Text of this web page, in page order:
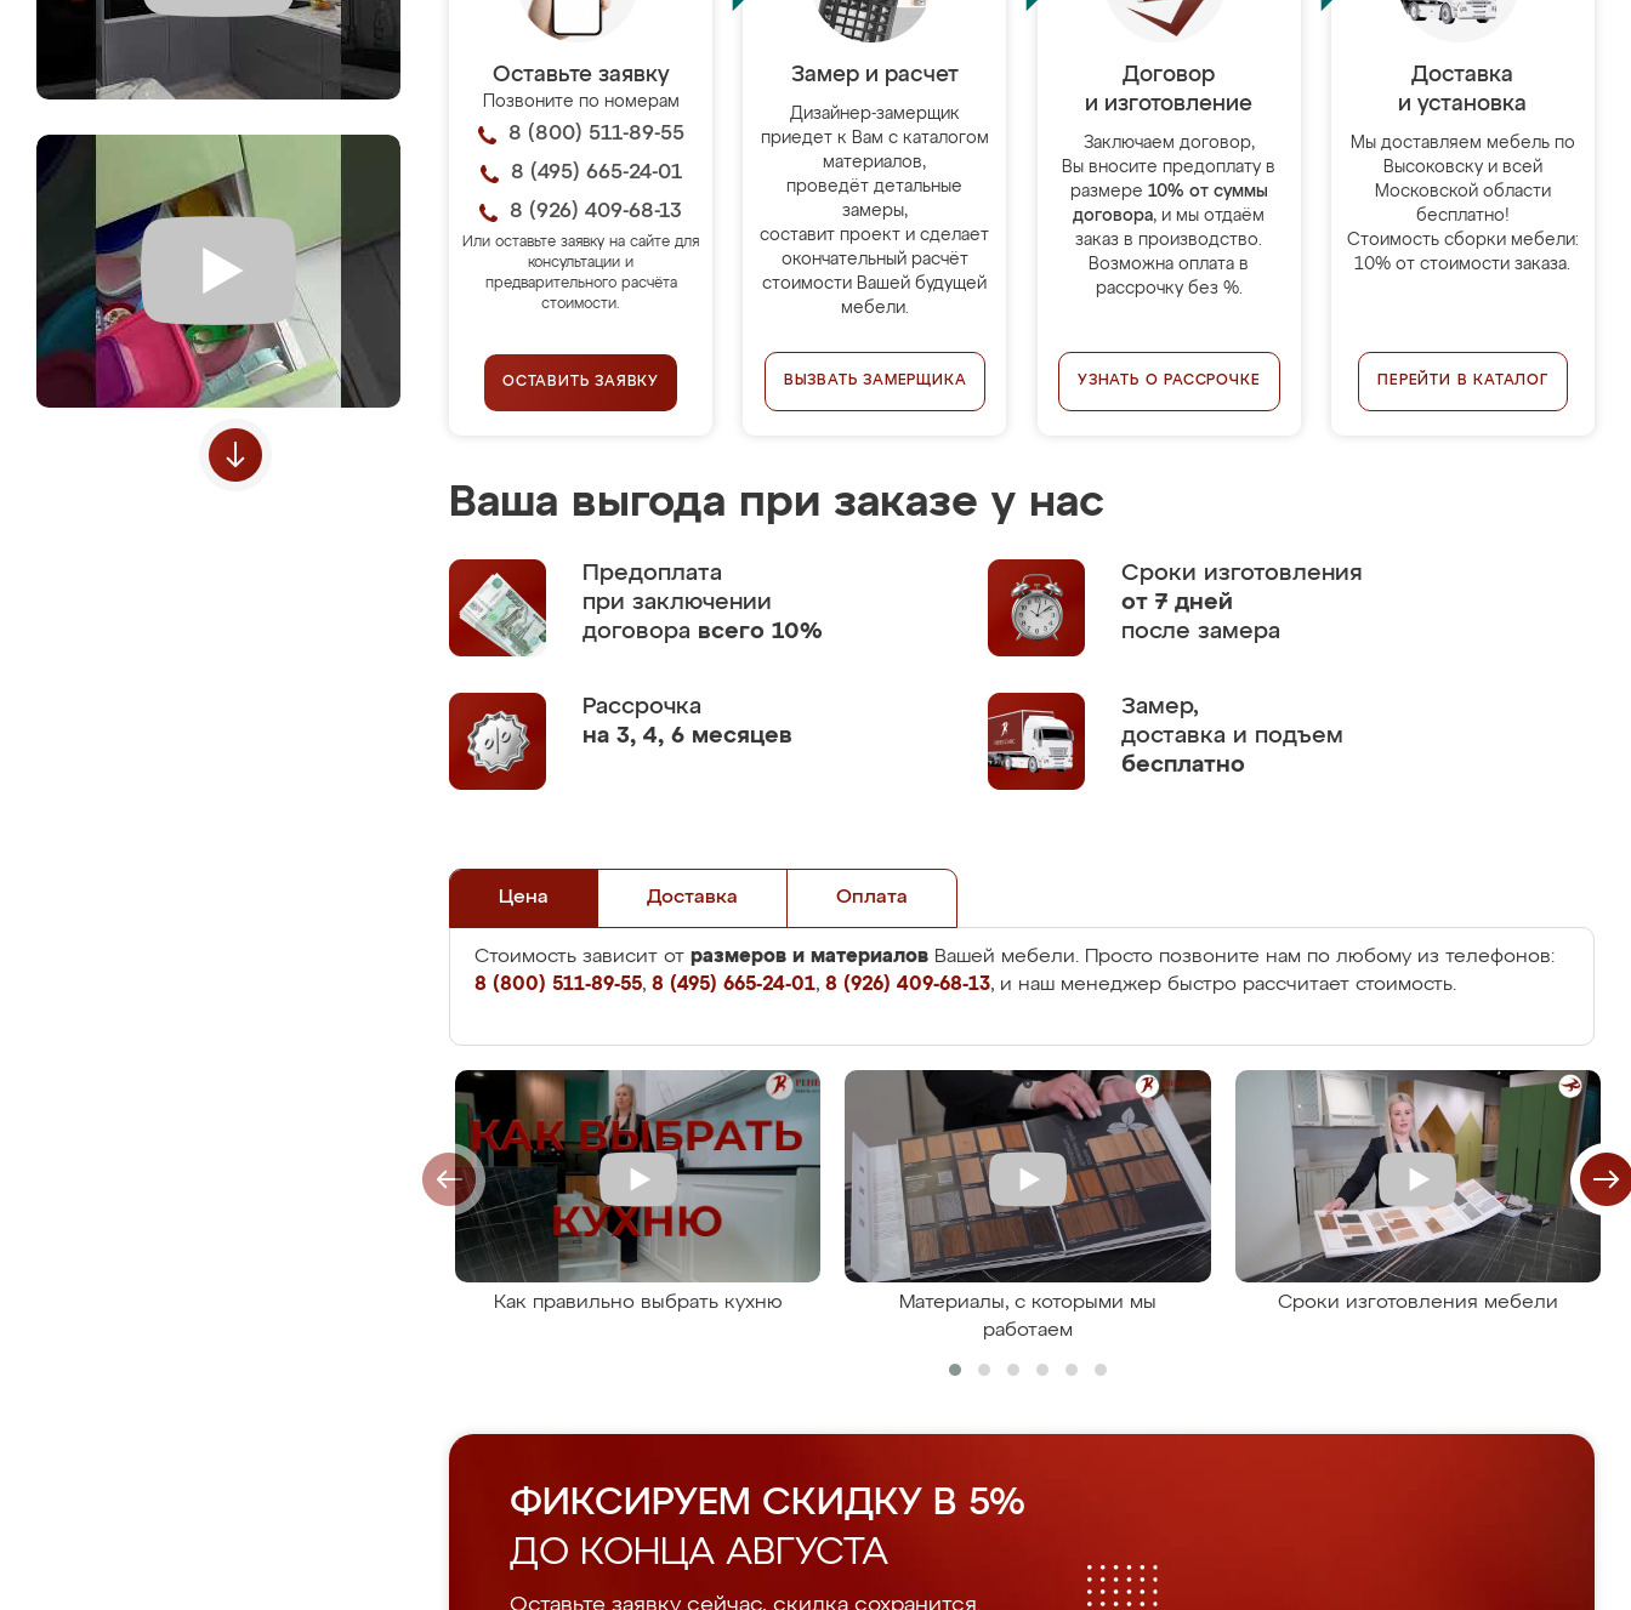
Оставьте заявку
Позвоните по номерам
8 (800) 511-89-55
8 (495) 665-24-01
8 (926) 409-68-13
Или оставьте заявку на сайте для
консультации и
предварительного расчёта
стоимости.
ОСТАВИТЬ ЗАЯВКУ
Замер и расчет
Дизайнер-замерщик
приедет к Вам с каталогом
материалов,
проведёт детальные
замеры,
составит проект и сделает
окончательный расчёт
стоимости Вашей будущей
мебели.
ВЫЗВАТЬ ЗАМЕРЩИКА
Договор
и изготовление
Заключаем договор,
Вы вносите предоплату в
размере 10% от суммы
договора, и мы отдаём
заказ в производство.
Возможна оплата в
рассрочку без %.
УЗНАТЬ О РАССРОЧКЕ
Доставка
и установка
Мы доставляем мебель по
Высоковску и всей
Московской области
бесплатно!
Стоимость сборки мебели:
10% от стоимости заказа.
ПЕРЕЙТИ В КАТАЛОГ
Ваша выгода при заказе у нас
Предоплата
при заключении
договора всего 10%
Сроки изготовления
от 7 дней
после замера
Рассрочка
на 3, 4, 6 месяцев
Замер,
доставка и подъем
бесплатно
Цена Доставка Оплата
Стоимость зависит от размеров и материалов Вашей мебели. Просто позвоните нам по любому из телефонов:
8 (800) 511-89-55, 8 (495) 665-24-01, 8 (926) 409-68-13, и наш менеджер быстро рассчитает стоимость.
Как правильно выбрать кухню
Материалы, с которыми мы
работаем
Сроки изготовления мебели
ФИКСИРУЕМ СКИДКУ В 5%
ДО КОНЦА АВГУСТА
Оставьте заявку сейчас, скидка сохранится.